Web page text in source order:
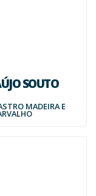
SOUTO
MADEIRA E